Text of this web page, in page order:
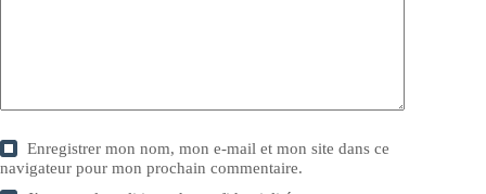
Enregistrer mon nom, mon e-mail et mon site dans ce
navigateur pour mon prochain commentaire.